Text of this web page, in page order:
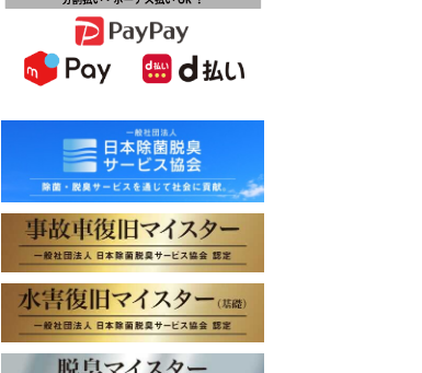
代表 大屋のインタビューが紹介され
2023.09.27
2023年10月1日オープン！